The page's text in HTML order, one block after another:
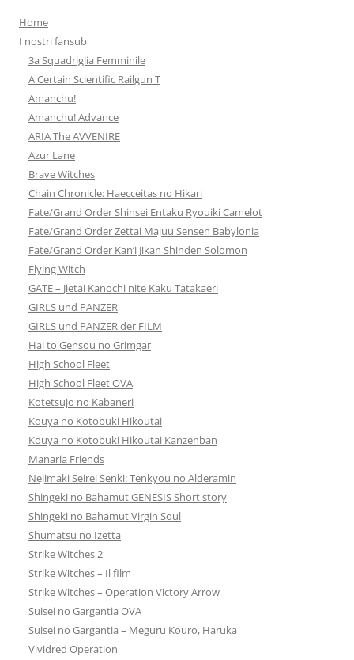
Home
I nostri fansub
3a Squadriglia Femminile
A Certain Scientific Railgun T
Amanchu!
Amanchu! Advance
ARIA The AVVENIRE
Azur Lane
Brave Witches
Chain Chronicle: Haecceitas no Hikari
Fate/Grand Order Shinsei Entaku Ryouiki Camelot
Fate/Grand Order Zettai Majuu Sensen Babylonia
Fate/Grand Order Kan’i Jikan Shinden Solomon
Flying Witch
GATE – Jietai Kanochi nite Kaku Tatakaeri
GIRLS und PANZER
GIRLS und PANZER der FILM
Hai to Gensou no Grimgar
High School Fleet
High School Fleet OVA
Kotetsujo no Kabaneri
Kouya no Kotobuki Hikoutai
Kouya no Kotobuki Hikoutai Kanzenban
Manaria Friends
Nejimaki Seirei Senki: Tenkyou no Alderamin
Shingeki no Bahamut GENESIS Short story
Shingeki no Bahamut Virgin Soul
Shumatsu no Izetta
Strike Witches 2
Strike Witches – Il film
Strike Witches – Operation Victory Arrow
Suisei no Gargantia OVA
Suisei no Gargantia – Meguru Kouro, Haruka
Vividred Operation